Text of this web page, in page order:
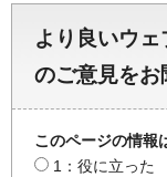
より良いウ
のご意見を
このページの情報
1：役に立った